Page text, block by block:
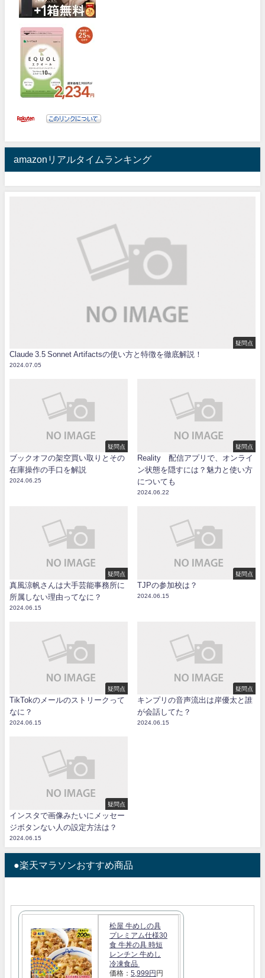
amazonリアルタイムランキング
疑問点
Claude 3.5 Sonnet Artifactsの使い方と特徴を徹底解説！
2024.07.05
疑問点
ブックオフの架空買い取りとその
在庫操作の手口を解説
2024.06.25
疑問点
Reality 配信アプリで、オンライ
ン状態を隠すには？魅力と使い方
についても
2024.06.22
疑問点
真風涼帆さんは大手芸能事務所に
所属しない理由ってなに？
2024.06.15
疑問点
TJPの参加校は？
2024.06.15
疑問点
TikTokのメールのストリークって
なに？
2024.06.15
疑問点
キンプリの音声流出は岸優太と誰
が会話してた？
2024.06.15
疑問点
インスタで画像みたいにメッセー
ジボタンない人の設定方法は？
2024.06.15
●楽天マラソンおすすめ商品
松屋 牛めしの具
プレミアム仕様30
食 牛丼の具 時短
レンチン 牛めし
冷凍食品
価格： 5,999円 円